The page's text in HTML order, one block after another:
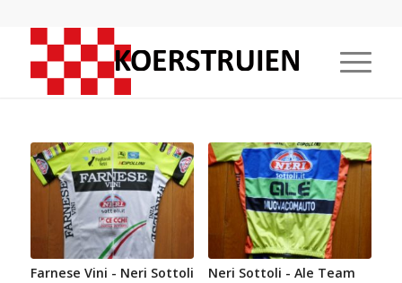
Farnese Vini - Neri Sottoli Neri Sottoli - Ale Team